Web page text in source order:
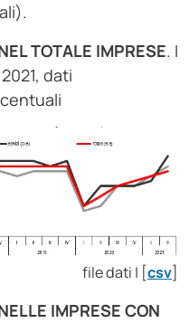
TOTALE IMPRESE. I
dati
file dati | [csv]
IMPRESE CON